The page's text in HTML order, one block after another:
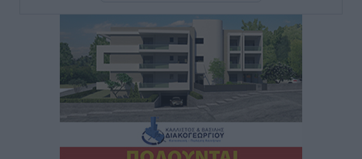
Iατρικός Σύλλογος Ροδου προς Α. Γεωργιάδη:
Στρατηγικές Προτάσεις για την Ενίσχυση της
Δημόσιας Υγείας στη Νησιωτική Ελλάδα και στα
Νοσοκομεία της Γ΄ Ζώνης
πριν 6 ώρες